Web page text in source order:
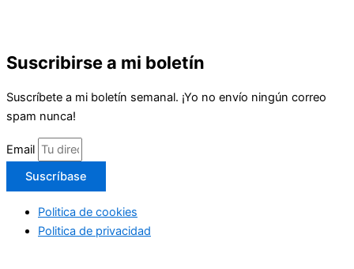
Suscribirse a mi boletín
Suscríbete a mi boletín semanal. ¡Yo no envío ningún correo
spam nunca!
Email
Suscríbase
Politica de cookies
Politica de privacidad